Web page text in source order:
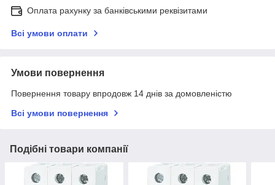
Оплата рахунку за банківськими реквізитами
Всі умови оплати
Умови повернення
Повернення товару впродовж 14 днів за домовленістю
Всі умови повернення
Подібні товари компанії